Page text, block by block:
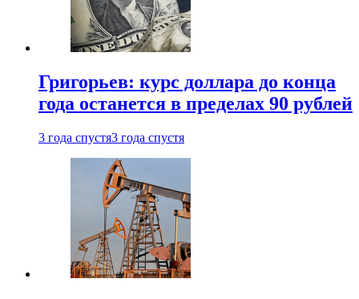
Григорьев: курс доллара до конца
года останется в пределах 90 рублей
3 года спустя3 года спустя